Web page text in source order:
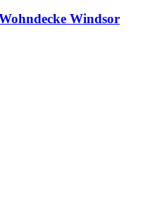
Windsor